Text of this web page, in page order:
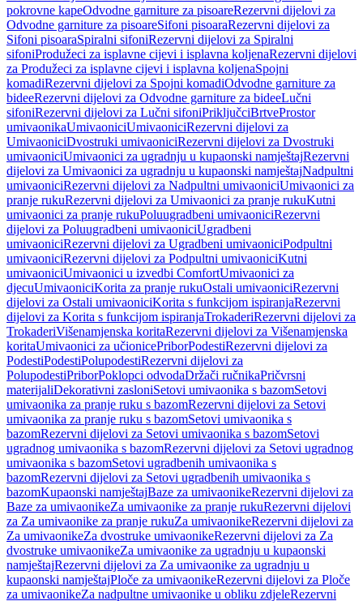
pokrovne kapeOdvodne garniture za pisoareRezervni dijelovi za
Odvodne garniture za pisoareSifoni pisoaraRezervni dijelovi za
Sifoni pisoaraSpiralni sifoniRezervni dijelovi za Spiralni
sifoniProdužeci za isplavne cijevi i isplavna koljenaRezervni dijelovi
za Produžeci za isplavne cijevi i isplavna koljenaSpojni
komadiRezervni dijelovi za Spojni komadiOdvodne garniture za
bideeRezervni dijelovi za Odvodne garniture za bideeLučni
sifoniRezervni dijelovi za Lučni sifoniPriključciBrtveProstor
umivaonikaUmivaoniciUmivaoniciRezervni dijelovi za
UmivaoniciDvostruki umivaoniciRezervni dijelovi za Dvostruki
umivaoniciUmivaonici za ugradnju u kupaonski namještajRezervni
dijelovi za Umivaonici za ugradnju u kupaonski namještajNadpultni
umivaoniciRezervni dijelovi za Nadpultni umivaoniciUmivaonici za
pranje rukuRezervni dijelovi za Umivaonici za pranje rukuKutni
umivaonici za pranje rukuPoluugradbeni umivaoniciRezervni
dijelovi za Poluugradbeni umivaoniciUgradbeni
umivaoniciRezervni dijelovi za Ugradbeni umivaoniciPodpultni
umivaoniciRezervni dijelovi za Podpultni umivaoniciKutni
umivaoniciUmivaonici u izvedbi ComfortUmivaonici za
djecuUmivaoniciKorita za pranje rukuOstali umivaoniciRezervni
dijelovi za Ostali umivaoniciKorita s funkcijom ispiranjaRezervni
dijelovi za Korita s funkcijom ispiranjaTrokaderiRezervni dijelovi za
TrokaderiVišenamjenska koritaRezervni dijelovi za Višenamjenska
koritaUmivaonici za učionicePriborPodestiRezervni dijelovi za
PodestiPodestiPolupodestiRezervni dijelovi za
PolupodestiPriborPoklopci odvodaDržači ručnikaPričvrsni
materijaliDekorativni zasloniSetovi umivaonika s bazomSetovi
umivaonika za pranje ruku s bazomRezervni dijelovi za Setovi
umivaonika za pranje ruku s bazomSetovi umivaonika s
bazomRezervni dijelovi za Setovi umivaonika s bazomSetovi
ugradnog umivaonika s bazomRezervni dijelovi za Setovi ugradnog
umivaonika s bazomSetovi ugradbenih umivaonika s
bazomRezervni dijelovi za Setovi ugradbenih umivaonika s
bazomKupaonski namještajBaze za umivaonikeRezervni dijelovi za
Baze za umivaonikeZa umivaonike za pranje rukuRezervni dijelovi
za Za umivaonike za pranje rukuZa umivaonikeRezervni dijelovi za
Za umivaonikeZa dvostruke umivaonikeRezervni dijelovi za Za
dvostruke umivaonikeZa umivaonike za ugradnju u kupaonski
namještajRezervni dijelovi za Za umivaonike za ugradnju u
kupaonski namještajPloče za umivaonikeRezervni dijelovi za Ploče
za umivaonikeZa nadpultne umivaonike u obliku zdjeleRezervni